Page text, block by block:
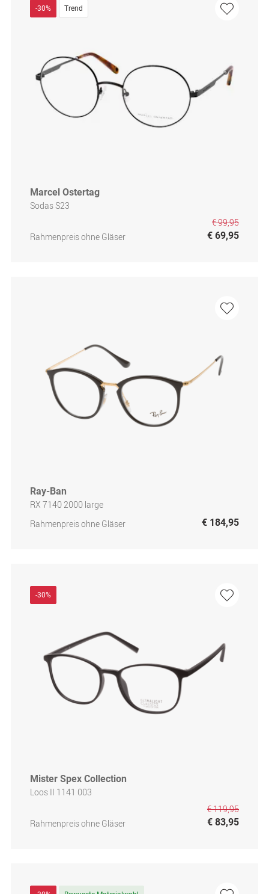
-30% Trend
Marcel Ostertag
Sodas S23
Rahmenpreis ohne Gläser
€ 99,95
€ 69,95
Ray-Ban
RX 7140 2000 large
Rahmenpreis ohne Gläser
€ 184,95
-30%
Mister Spex Collection
Loos II 1141 003
Rahmenpreis ohne Gläser
€ 119,95
€ 83,95